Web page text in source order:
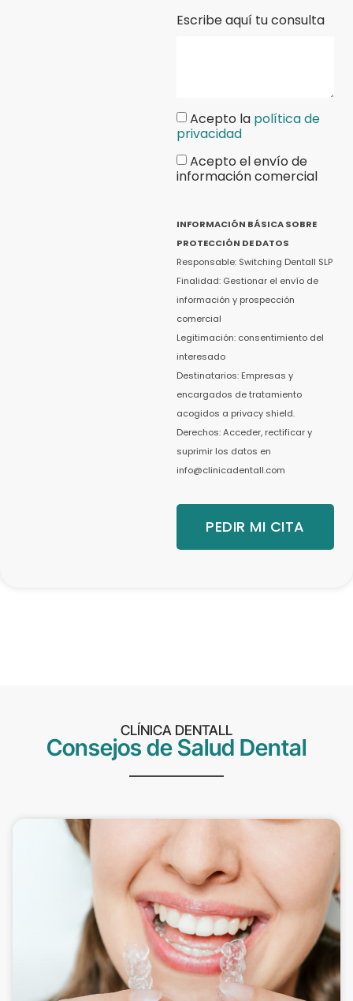
Escribe aquí tu consulta
Acepto la política de
privacidad
Acepto el envío de
información comercial
INFORMACIÓN BÁSICA SOBRE
PROTECCIÓN DE DATOS
Responsable: Switching Dentall SLP
Finalidad: Gestionar el envío de
información y prospección
comercial
Legitimación: consentimiento del
interesado
Destinatarios: Empresas y
encargados de tratamiento
acogidos a privacy shield.
Derechos: Acceder, rectificar y
suprimir los datos en
info@clinicadentall.com
PEDIR MI CITA
CLÍNICA DENTALL
Consejos de Salud Dental